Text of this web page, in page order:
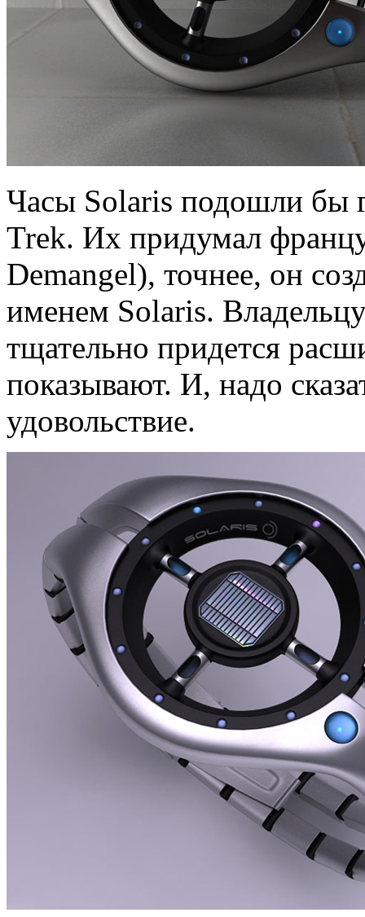
Часы Solaris подошли бы
Trek. Их придумал
Demangel), точнее, он
именем Solaris.
тщательно придется
показывают. И, надо
удовольствие.